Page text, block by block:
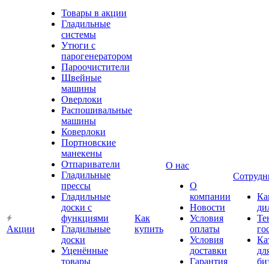
Акции
Товары в акции
Гладильные
системы
Утюги с
парогенератором
Пароочистители
Швейные
машины
Оверлоки
Распошивальные
машины
Коверлоки
Портновские
манекены
Отпариватели
Гладильные
прессы
Гладильные
доски с
функциями
Гладильные
доски
Уценённые
товары
Как
купить
О нас
О
компании
Новости
Условия
оплаты
Условия
доставки
Гарантия